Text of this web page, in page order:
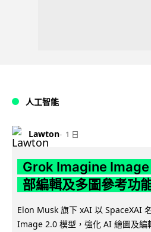
人工智能
Lawton 1 日
Grok Imagine Image
部編輯及多圖參考功
Elon Musk 旗下 xAI 以 SpaceXAI
Image 2.0 模型，強化 AI 繪圖及編